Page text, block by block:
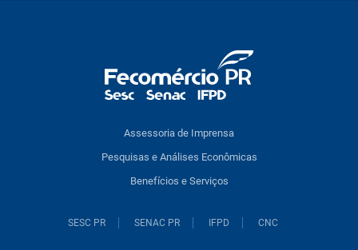
Assessoria de Imprensa
Pesquisas e Análises Econômicas
Benefícios e Serviços
SESC PR SENAC PR IFPD CNC